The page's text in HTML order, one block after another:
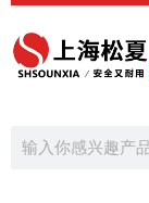
跳
内